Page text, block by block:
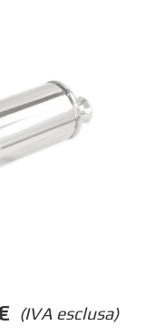
(IVA esclusa)